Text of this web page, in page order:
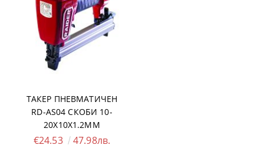
ТАКЕР ПНЕВМАТИЧЕН
RD-AS04 СКОБИ 10-
20X10X1.2MM
€24.53 47.98лв.